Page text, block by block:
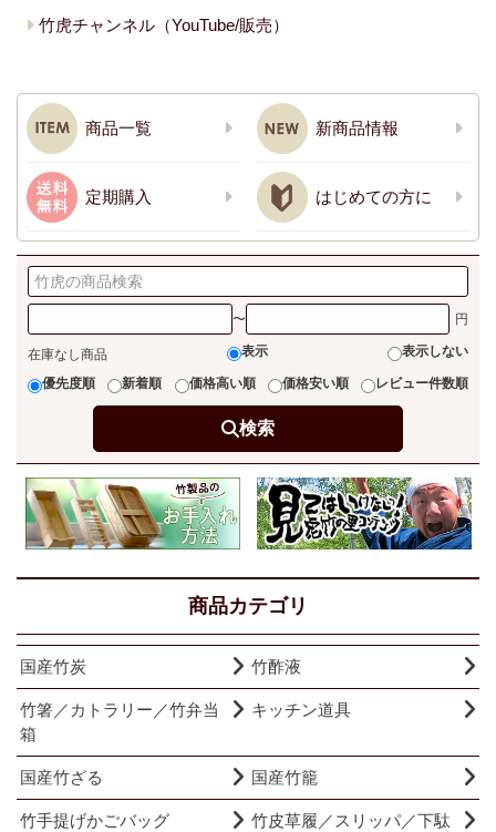
竹虎チャンネル（YouTube/販売）
商品一覧 新商品情報
定期購入 はじめての方に
〜
在庫なし商品 表示 表示しない
優先度順 新着順 価格高い順 価格安い順 レビュー件数順
検索
商品カテゴリ
国産竹炭 竹酢液
竹箸／カトラリー／竹弁当
箱
キッチン道具
国産竹ざる 国産竹籠
竹手提げかごバッグ 竹皮草履／スリッパ／下駄